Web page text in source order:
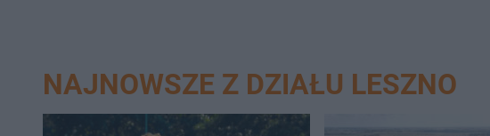
NAJNOWSZE Z DZIAŁU LESZNO